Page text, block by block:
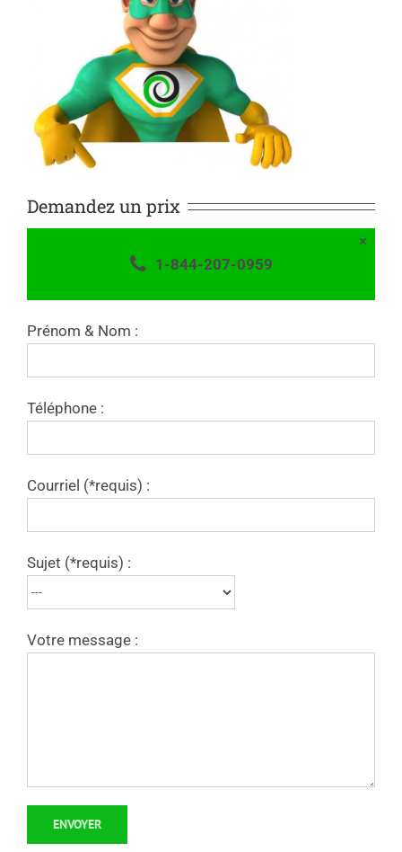
Demandez un prix
×
1-844-207-0959
Prénom & Nom :
Téléphone :
Courriel (*requis) :
Sujet (*requis) :
Votre message :